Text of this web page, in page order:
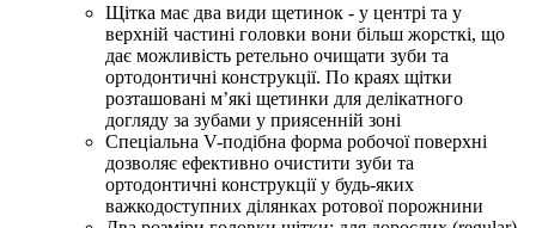
Щітка має два види щетинок - у центрі та у
верхній частині головки вони більш жорсткі, що
дає можливість ретельно очищати зуби та
ортодонтичні конструкції. По краях щітки
розташовані м’які щетинки для делікатного
догляду за зубами у приясенній зоні
Спеціальна V-подібна форма робочої поверхні
дозволяє ефективно очистити зуби та
ортодонтичні конструкції у будь-яких
важкодоступних ділянках ротової порожнини